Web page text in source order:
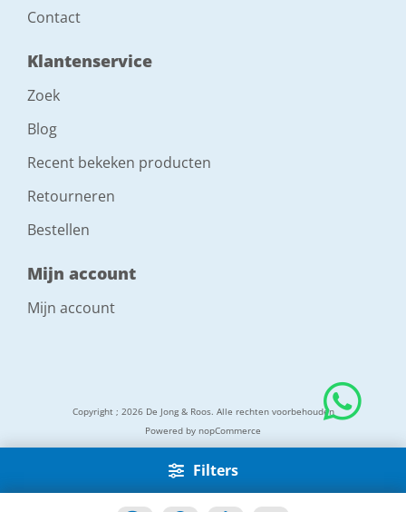
Filters
Contact
Klantenservice
Zoek
Blog
Recent bekeken producten
Retourneren
Bestellen
Mijn account
Mijn account
Copyright ; 2026 De Jong & Roos. Alle rechten voorbehouden
Powered by nopCommerce